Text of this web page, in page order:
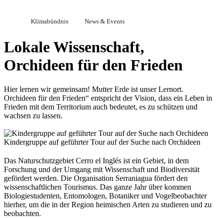
Klimabündnis News & Events
Lokale Wissenschaft,
Orchideen für den Frieden
Hier lernen wir gemeinsam! Mutter Erde ist unser Lernort.
Orchideen für den Frieden“ entspricht der Vision, dass ein Leben in
Frieden mit dem Territorium auch bedeutet, es zu schützen und
wachsen zu lassen.
Kindergruppe auf geführter Tour auf der Suche nach Orchideen
Das Naturschutzgebiet Cerro el Inglés ist ein Gebiet, in dem
Forschung und der Umgang mit Wissenschaft und Biodiversität
gefördert werden. Die Organisation Serraniagua fördert den
wissenschaftlichen Tourismus. Das ganze Jahr über kommen
Biologiestudenten, Entomologen, Botaniker und Vogelbeobachter
hierher, um die in der Region heimischen Arten zu studieren und zu
beobachten.